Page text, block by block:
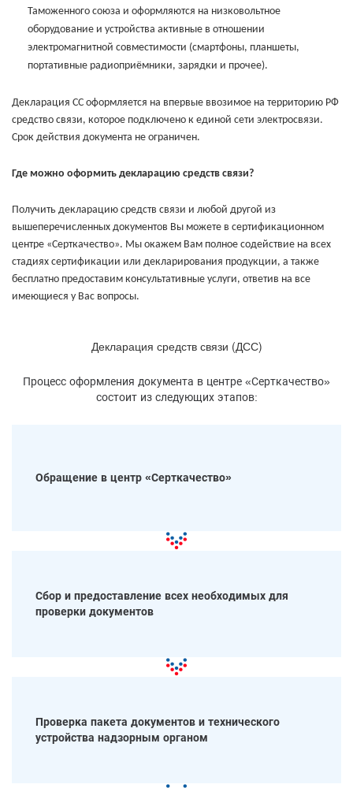
Таможенного союза и оформляются на низковольтное
оборудование и устройства активные в отношении
электромагнитной совместимости (смартфоны, планшеты,
портативные радиоприёмники, зарядки и прочее).
Декларация СС оформляется на впервые ввозимое на территорию РФ
средство связи, которое подключено к единой сети электросвязи.
Срок действия документа не ограничен.
Где можно оформить декларацию средств связи?
Получить декларацию средств связи и любой другой из
вышеперечисленных документов Вы можете в сертификационном
центре «Серткачество». Мы окажем Вам полное содействие на всех
стадиях сертификации или декларирования продукции, а также
бесплатно предоставим консультативные услуги, ответив на все
имеющиеся у Вас вопросы.
Декларация средств связи (ДСС)
Процесс оформления документа в центре «Серткачество»
состоит из следующих этапов:
Обращение в центр «Серткачество»
Сбор и предоставление всех необходимых для
проверки документов
Проверка пакета документов и технического
устройства надзорным органом